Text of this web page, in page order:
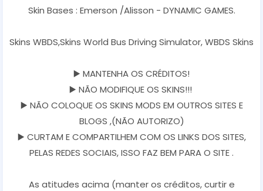
Skin Bases : Emerson /Alisson - DYNAMIC GAMES.
Skins WBDS,Skins World Bus Driving Simulator, WBDS Skins
▶️ MANTENHA OS CRÉDITOS!
▶️ NÃO MODIFIQUE OS SKINS!!!
▶️ NÃO COLOQUE OS SKINS MODS EM OUTROS SITES E
BLOGS ,(NÃO AUTORIZO)
▶️ CURTAM E COMPARTILHEM COM OS LINKS DOS SITES,
PELAS REDES SOCIAIS, ISSO FAZ BEM PARA O SITE .
As atitudes acima (manter os créditos, curtir e